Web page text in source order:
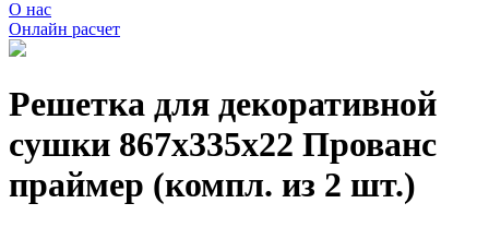
О нас
Онлайн расчет
Решетка для декоративной
сушки 867х335х22 Прованс
праймер (компл. из 2 шт.)